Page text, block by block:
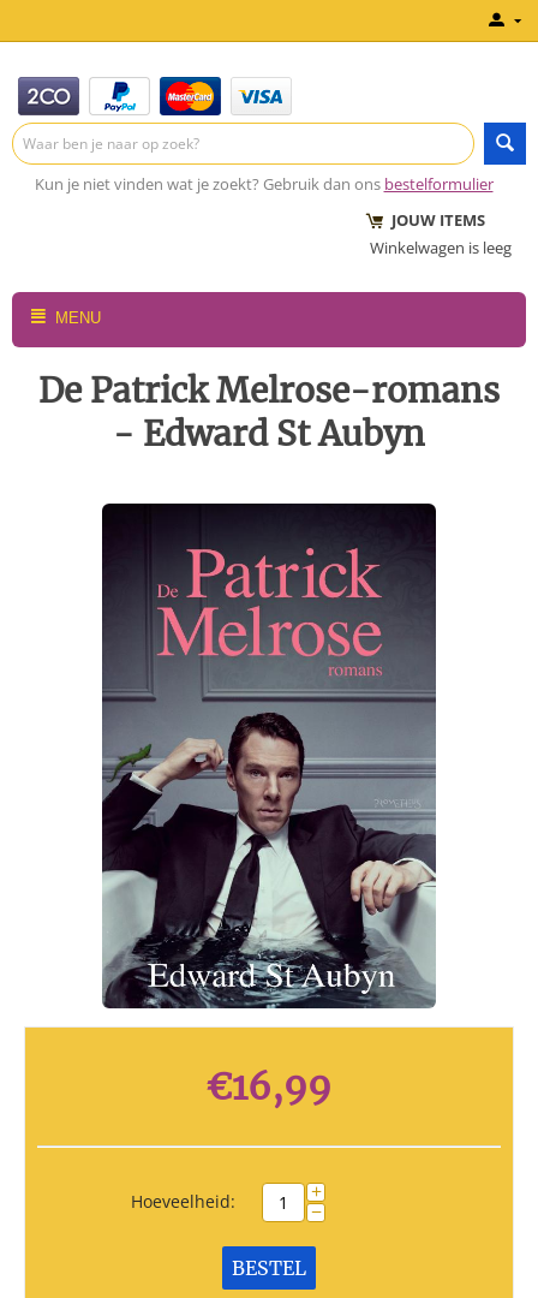
Kun je niet vinden wat je zoekt? Gebruik dan ons bestelformulier
JOUW ITEMS
Winkelwagen is leeg
MENU
De Patrick Melrose-romans
- Edward St Aubyn
€16,99
Hoeveelheid: +
−
BESTEL